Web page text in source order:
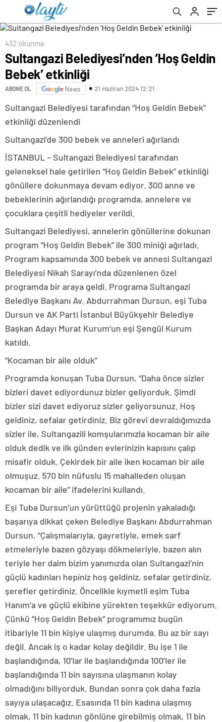
432 okunma
Sultangazi Belediyesi’nden ‘Hoş Geldin
Bebek’ etkinliği
ABONE OL News 21 Haziran 2024 12:21
Sultangazi Belediyesi tarafından “Hoş Geldin Bebek”
etkinliği düzenlendi
Sultangazi’de 300 bebek ve anneleri ağırlandı
İSTANBUL – Sultangazi Belediyesi tarafından
geleneksel hale getirilen “Hoş Geldin Bebek” etkinliği
gönüllere dokunmaya devam ediyor. 300 anne ve
bebeklerinin ağırlandığı programda, annelere ve
çocuklara çeşitli hediyeler verildi.
Sultangazi Belediyesi, annelerin gönüllerine dokunan
program “Hoş Geldin Bebek” ile 300 miniği ağırladı.
Program kapsamında 300 bebek ve annesi Sultangazi
Belediyesi Nikah Sarayı’nda düzenlenen özel
programda bir araya geldi. Programa Sultangazi
Belediye Başkanı Av. Abdurrahman Dursun, eşi Tuba
Dursun ve AK Parti İstanbul Büyükşehir Belediye
Başkan Adayı Murat Kurum’un eşi Şengül Kurum
katıldı.
“Kocaman bir aile olduk”
Programda konuşan Tuba Dursun, “Daha önce sizler
bizleri davet ediyordunuz bizler geliyorduk. Şimdi
bizler sizi davet ediyoruz sizler geliyorsunuz. Hoş
geldiniz, sefalar getirdiniz. Biz görevi devraldığımızda
sizler ile, Sultangazili komşularımızla kocaman bir aile
olduk dedik ve ilk günden evlerinizin kapısını çalıp
misafir olduk. Çekirdek bir aile iken kocaman bir aile
olmuşuz. 570 bin nüfuslu 15 mahalleden oluşan
kocaman bir aile” ifadelerini kullandı.
Eşi Tuba Dursun’un yürüttüğü projenin yakaladığı
başarıya dikkat çeken Belediye Başkanı Abdurrahman
Dursun, “Çalışmalarıyla, gayretiyle, emek sarf
etmeleriyle bazen gözyaşı dökmeleriyle, bazen alın
teriyle her daim bizim yanımızda olan Sultangazi’nin
güçlü kadınları hepiniz hoş geldiniz, sefalar getirdiniz,
şerefler getirdiniz. Öncelikle kıymetli eşim Tuba
Hanım’a ve güçlü ekibine yürekten teşekkür ediyorum.
Çünkü “Hoş Geldin Bebek” programımız bugün
itibariyle 11 bin kişiye ulaşmış durumda. Bu az bir sayı
değil. Ancak iş o kadar kolay değildir. Bu işe 1 ile
başlandığında, 10’lar ile başlandığında 100’ler ile
başlandığında 11 bin sayısına ulaşmanın kolay
olmadığını biliyorduk. Bundan sonra çok daha fazla
sayıya ulaşacağız. Esasında 11 bin kadına ulaşmış
olmak, 11 bin kadının gönlüne girebilmiş olmak, 11 bin